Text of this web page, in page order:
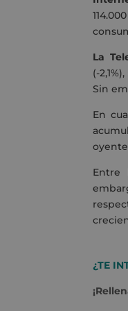
La
(-
Sin
En
Entre
¿TE